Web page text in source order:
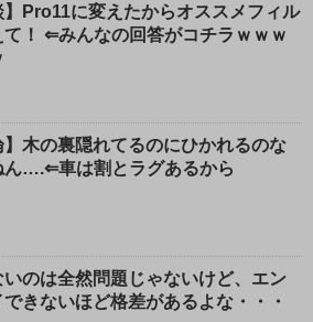
じ
】Pro11に変えたからオススメフィル
て！ ⇐みんなの回答がコチラｗｗｗ
】木の裏隠れてるのにひかれるのな
ん….⇐車は割とラグあるから
いのは全然問題じゃないけど、エン
できないほど格差があるよな・・・